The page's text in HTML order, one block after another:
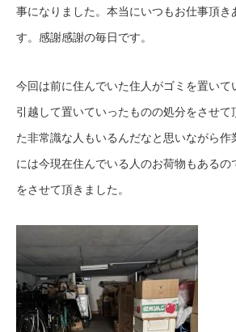
事になりました。本当にいつもお仕事頂き
す。感謝感謝の毎日です。
今回は前に住んでいた住人がゴミを置いて
引越して置いていったものの処分をさせて
た非常識な人もいるんだなと思いながら
には今現在住んでいる人のお荷物もある
をさせて頂きました。